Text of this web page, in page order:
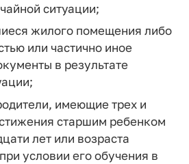
ситуации;
жилого помещения либо
или частично иное
в результате
имеющие трех и
старшим ребенком
лет или возраста
условии его обучения в